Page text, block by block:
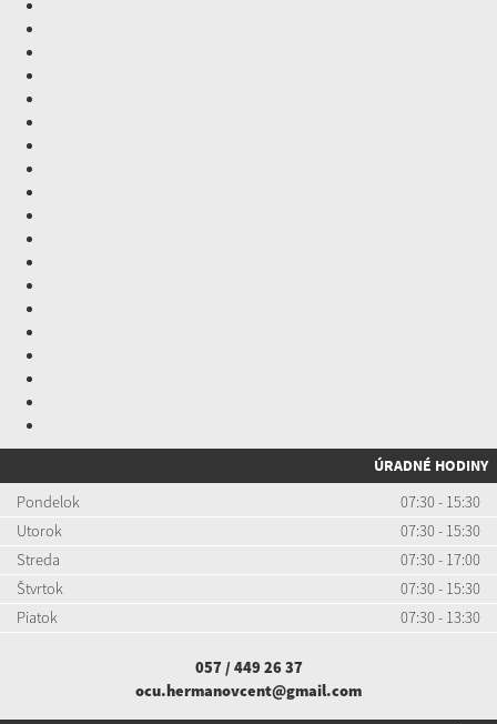
ÚRADNÉ HODINY
Pondelok
07:30 - 15:30
Utorok
07:30 - 15:30
Streda
07:30 - 17:00
Štvrtok
07:30 - 15:30
Piatok
07:30 - 13:30
057 / 449 26 37
ocu.hermanovcent@gmail.com